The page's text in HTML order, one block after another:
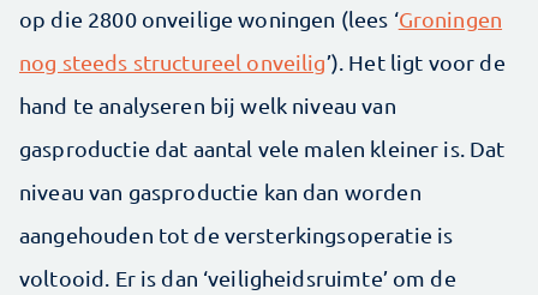
op die 2800 onveilige woningen (lees ‘Groningen
nog steeds structureel onveilig’). Het ligt voor de
hand te analyseren bij welk niveau van
gasproductie dat aantal vele malen kleiner is. Dat
niveau van gasproductie kan dan worden
aangehouden tot de versterkingsoperatie is
voltooid. Er is dan ‘veiligheidsruimte’ om de